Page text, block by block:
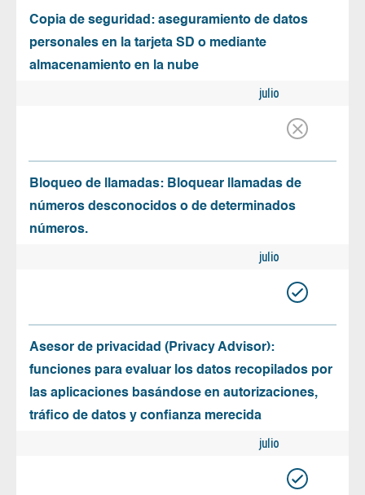
Copia de seguridad: aseguramiento de datos
personales en la tarjeta SD o mediante
almacenamiento en la nube
julio
Bloqueo de llamadas: Bloquear llamadas de
números desconocidos o de determinados
números.
julio
Asesor de privacidad (Privacy Advisor):
funciones para evaluar los datos recopilados por
las aplicaciones basándose en autorizaciones,
tráfico de datos y confianza merecida
julio